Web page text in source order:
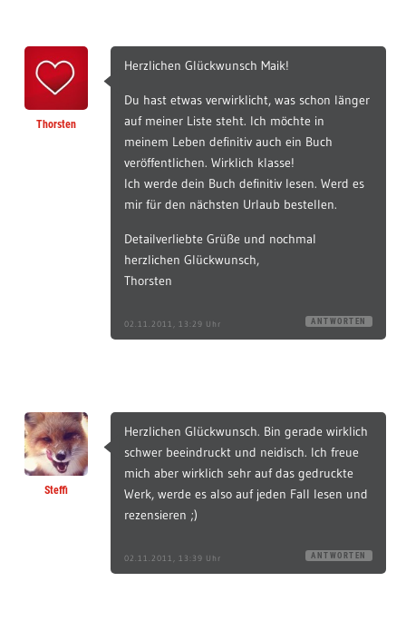
Thorsten
Herzlichen Glückwunsch Maik!
Du hast etwas verwirklicht, was schon länger
auf meiner Liste steht. Ich möchte in
meinem Leben definitiv auch ein Buch
veröffentlichen. Wirklich klasse!
Ich werde dein Buch definitiv lesen. Werd es
mir für den nächsten Urlaub bestellen.
Detailverliebte Grüße und nochmal
herzlichen Glückwunsch,
Thorsten
02.11.2011, 13:29 Uhr ANTWORTEN
Steffi
Herzlichen Glückwunsch. Bin gerade wirklich
schwer beeindruckt und neidisch. Ich freue
mich aber wirklich sehr auf das gedruckte
Werk, werde es also auf jeden Fall lesen und
rezensieren ;)
02.11.2011, 13:39 Uhr ANTWORTEN